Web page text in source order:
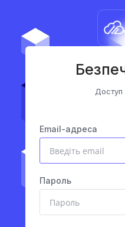
Email-адреса
Пароль